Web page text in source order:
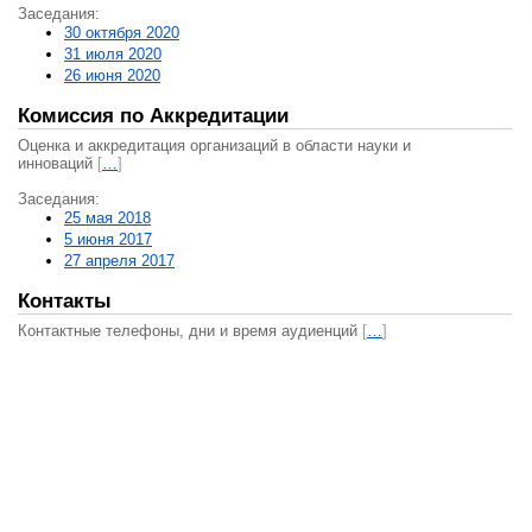
Заседания:
30 октября 2020
31 июля 2020
26 июня 2020
Комиссия по Аккредитации
Оценка и аккредитация организаций в области науки и
инноваций […]
Заседания:
25 мая 2018
5 июня 2017
27 апреля 2017
Контакты
Контактные телефоны, дни и время аудиенций […]